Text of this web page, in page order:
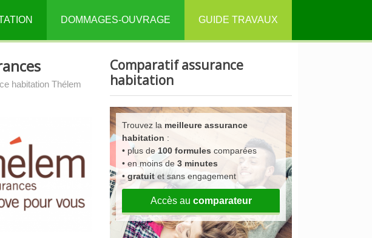
DOMMAGES-OUVRAGE GUIDE TRAVAUX
habitation Thélem
Comparatif assurance
habitation
Trouvez la meilleure assurance
habitation :
• plus de 100 formules comparées
• en moins de 3 minutes
• gratuit et sans engagement
Accès au comparateur